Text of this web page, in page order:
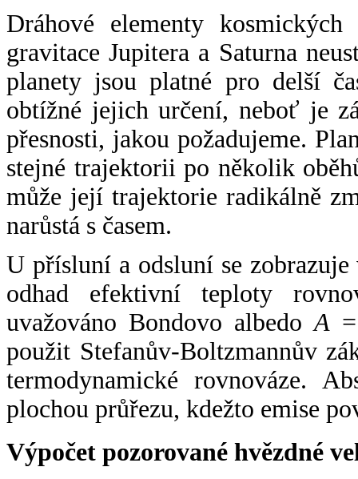
Dráhové elementy
gravitace Jupitera a Saturna
planety jsou platné pro delší
obtížné jejich určení, neboť je
přesnosti, jakou požadujeme.
stejné trajektorii po několik
může její trajektorie radikálně
narůstá s časem.
U přísluní a odsluní se
odhad efektivní teploty
uvažováno Bondovo albedoA
použit Stefanův-Boltzmannův
termodynamické rovnováze.
plochou průřezu, kdežto emise
Výpočet pozorované hvězdné